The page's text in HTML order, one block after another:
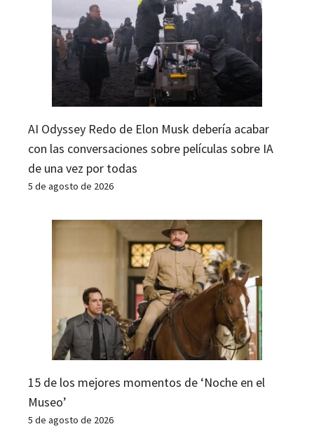
AI Odyssey Redo de Elon Musk debería acabar
con las conversaciones sobre películas sobre IA
de una vez por todas
5 de agosto de 2026
15 de los mejores momentos de ‘Noche en el
Museo’
5 de agosto de 2026